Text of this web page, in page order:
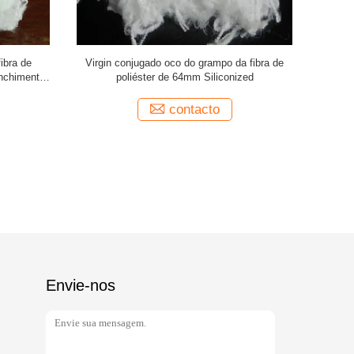
de
Virgin conjugado oco do grampo da fibra de
poliéster de 64mm Siliconized
contacto
Envie-nos